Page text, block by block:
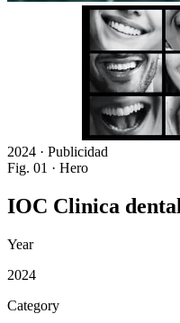
2024 · Publicidad
Fig. 01 · Hero
IOC Clinica dental
Year
2024
Category